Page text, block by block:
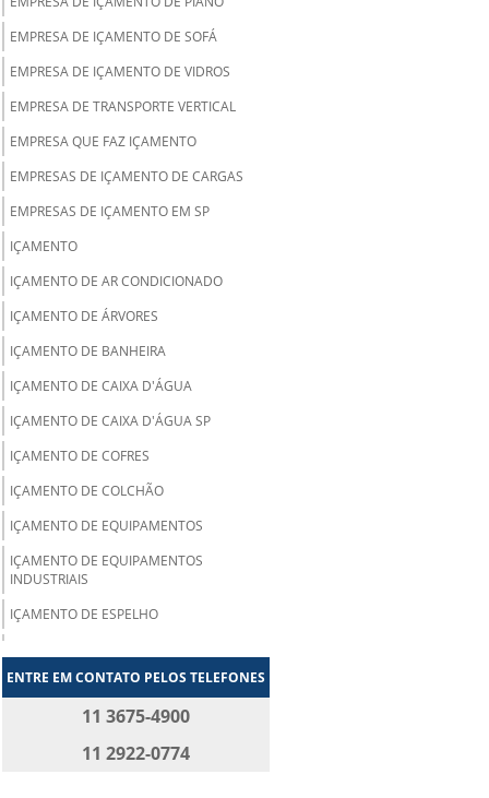
EMPRESA DE IÇAMENTO DE SOFÁ
EMPRESA DE IÇAMENTO DE VIDROS
EMPRESA DE TRANSPORTE VERTICAL
EMPRESA QUE FAZ IÇAMENTO
EMPRESAS DE IÇAMENTO DE CARGAS
EMPRESAS DE IÇAMENTO EM SP
IÇAMENTO
IÇAMENTO DE AR CONDICIONADO
IÇAMENTO DE ÁRVORES
IÇAMENTO DE BANHEIRA
IÇAMENTO DE CAIXA D'ÁGUA
IÇAMENTO DE CAIXA D'ÁGUA SP
IÇAMENTO DE COFRES
IÇAMENTO DE COLCHÃO
IÇAMENTO DE EQUIPAMENTOS
IÇAMENTO DE EQUIPAMENTOS
INDUSTRIAIS
IÇAMENTO DE ESPELHO
IÇAMENTO DE GELADEIRA SP
IÇAMENTO DE JACUZZI
IÇAMENTO DE MAQUINAS
ENTRE EM CONTATO PELOS TELEFONES
11 3675-4900
11 2922-0774